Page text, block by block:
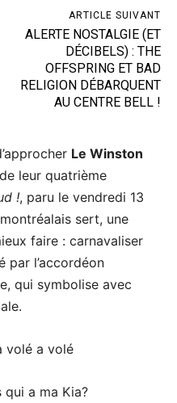
ARTICLE SUIVANT
ALERTE NOSTALGIE (ET
DÉCIBELS) : THE
OFFSPRING ET BAD
RELIGION DÉBARQUENT
AU CENTRE BELL !
Le Winston
leur quatrième
!, paru le vendredi 13
sert, une
faire : carnavaliser
par l’accordéon
qui symbolise avec
volé a volé
qui a ma Kia?